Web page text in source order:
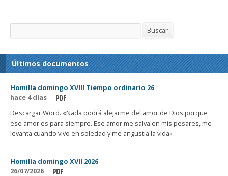
Buscar Buscar
Últimos documentos
Homilía domingo XVIII Tiempo ordinario 26
hace 4 días
Descargar Word. «Nada podrá alejarme del amor de Dios porque
ese amor es para siempre. Ese amor me salva en mis pesares, me
levanta cuando vivo en soledad y me angustia la vida»
Homilía domingo XVII 2026
26/07/2026